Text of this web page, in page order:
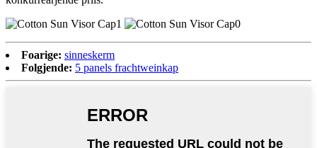
Foarige: sinneskerm
Folgjende: 5 panels frachtweinkap